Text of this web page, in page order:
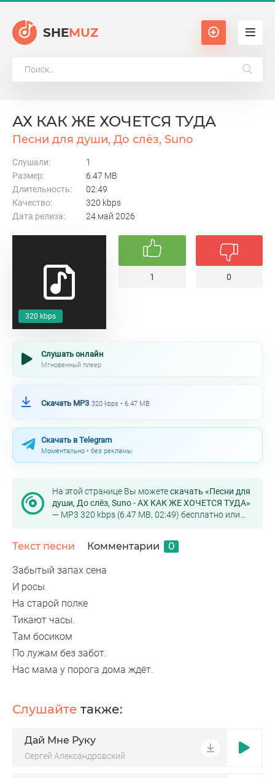
SHEMUZ
320 kbps
АХ КАК ЖЕ ХОЧЕТСЯ ТУДА
Песни для души, До слёз, Suno
Слушали:
1
Размер:
6.47 MB
Длительность:
02:49
Качество:
320 kbps
Дата релиза:
24 май 2026
1 0
Слушать онлайн
Мгновенный плеер
Скачать MP3 320 kbps • 6.47 MB
Скачать в Telegram
Моментально • без рекламы
На этой странице Вы можетескачать «Песни для
души, До слёз, Suno - АХ КАК ЖЕ ХОЧЕТСЯ ТУДА»
— MP3 320 kbps (6.47 MB, 02:49) бесплатно или
Текст песни Комментарии 0
Забытый запах сена
И росы.
На старой полке
Тикают часы.
Там босиком
По лужам без забот.
Нас мама у порога дома ждёт.
Слушайте также:
Дай Мне Руку
Сергей Александровский